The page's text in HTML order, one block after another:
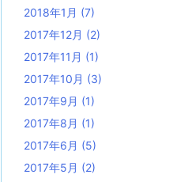
2018年1月 (7)
2017年12月 (2)
2017年11月 (1)
2017年10月 (3)
2017年9月 (1)
2017年8月 (1)
2017年6月 (5)
2017年5月 (2)